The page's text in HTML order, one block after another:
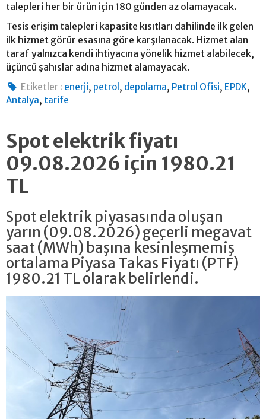
talepleri her bir ürün için 180 günden az olamayacak.
Tesis erişim talepleri kapasite kısıtları dahilinde ilk gelen
ilk hizmet görür esasına göre karşılanacak. Hizmet alan
taraf yalnızca kendi ihtiyacına yönelik hizmet alabilecek,
üçüncü şahıslar adına hizmet alamayacak.
Etiketler : enerji, petrol , depolama, Petrol Ofisi, EPDK,
Antalya, tarife
Spot elektrik fiyatı
09.08.2026 için 1980.21
TL
Spot elektrik piyasasında oluşan
yarın (09.08.2026) geçerli megavat
saat (MWh) başına kesinleşmemiş
ortalama Piyasa Takas Fiyatı (PTF)
1980.21 TL olarak belirlendi.